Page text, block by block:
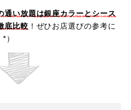
通い放題は銀座カラーとシース
底比較 ！ぜひお店選びの参考に
）